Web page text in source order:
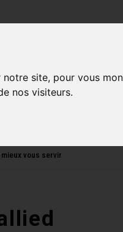
site, pour vous
nos visiteurs.
Nos Services Nos
vous servir